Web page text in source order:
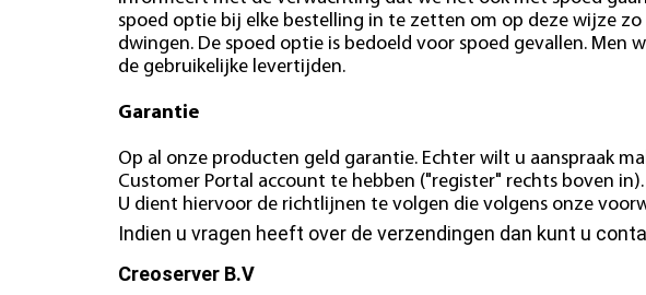
spoed optie bij elke bestelling in te zetten om op deze wijze
dwingen. De spoed optie is bedoeld voor spoed gevallen.
de gebruikelijke levertijden.
Garantie
Op al onze producten geld garantie. Echter wilt u aanspraak
Customer Portal account te hebben ("register" rechts boven
U dient hiervoor de richtlijnen te volgen die volgens onze
Indien u vragen heeft over de verzendingen dan kunt u
Creoserver B.V